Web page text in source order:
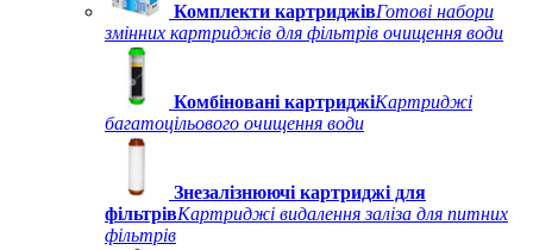
Комплекти картриджівГотові набори
змінних картриджів для фільтрів очищення води
Комбіновані картриджіКартриджі
багатоцільового очищення води
Знезалізнюючі картриджі для
фільтрівКартриджі видалення заліза для питних
фільтрів